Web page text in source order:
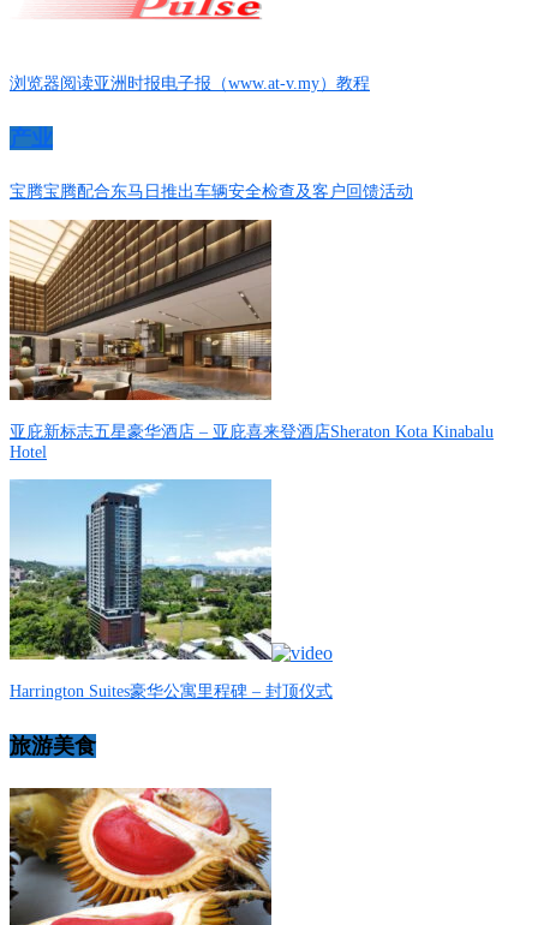
浏览器阅读亚洲时报电子报（www.at-v.my）教程
产业
宝腾宝腾配合东马日推出车辆安全检查及客户回馈活动
亚庇新标志五星豪华酒店 – 亚庇喜来登酒店Sheraton Kota Kinabalu
Hotel
Harrington Suites豪华公寓里程碑 – 封顶仪式
旅游美食